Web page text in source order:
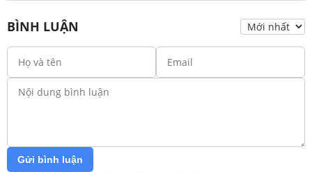
BÌNH LUẬN
Gửi bình luận